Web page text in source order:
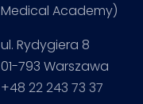
Medical Academy)
ul. Rydygiera 8
01-793 Warszawa
+48 22 243 73 37